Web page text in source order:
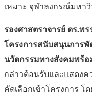
เหมาะ จุฬาลงกรณ์มหา
รองศาสตราจารย์ ดร.
โครงการสนับสนุนการ
นวัตกรรมทางสังคมพร้
กล่าวต้อนรับและแสดงค
คัดเลือกเข้าโครงการ โ